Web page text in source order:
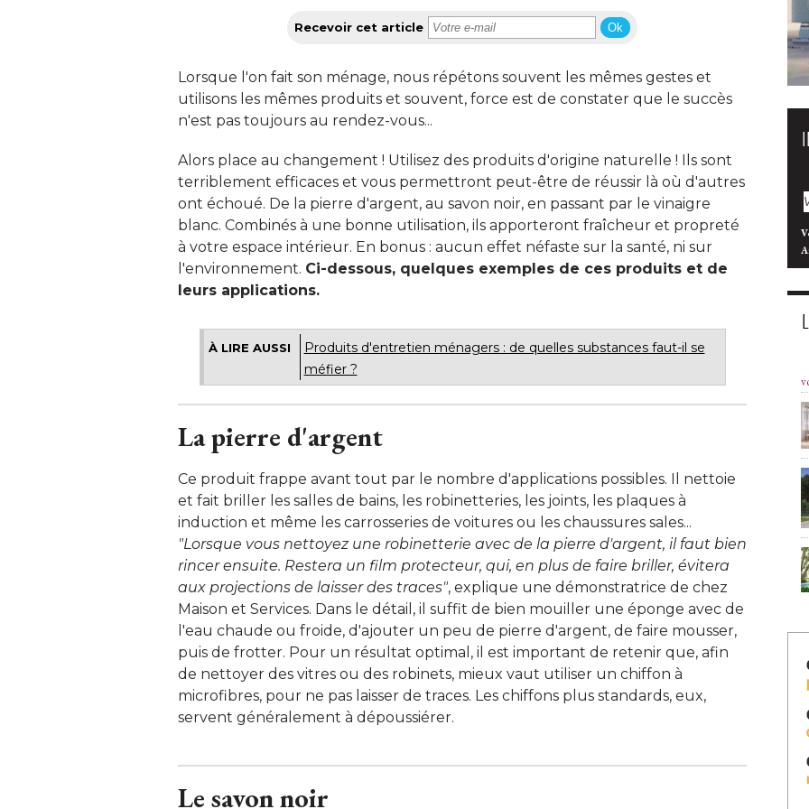
Recevoir cet article Ok
Lorsque l'on fait son ménage, nous répétons souvent les mêmes gestes et
utilisons les mêmes produits et souvent, force est de constater que le succès
n'est pas toujours au rendez-vous...
Alors place au changement ! Utilisez des produits d'origine naturelle ! Ils sont
terriblement efficaces et vous permettront peut-être de réussir là où d'autres
ont échoué. De la pierre d'argent, au savon noir, en passant par le vinaigre
blanc. Combinés à une bonne utilisation, ils apporteront fraîcheur et propreté
à votre espace intérieur. En bonus : aucun effet néfaste sur la santé, ni sur
l'environnement. Ci-dessous, quelques exemples de ces produits et de
leurs applications.
À LIRE AUSSI
Produits d'entretien ménagers : de quelles substances faut-il se
méfier ?
La pierre d'argent
Ce produit frappe avant tout par le nombre d'applications possibles. Il nettoie
et fait briller les salles de bains, les robinetteries, les joints, les plaques à
induction et même les carrosseries de voitures ou les chaussures sales...
"Lorsque vous nettoyez une robinetterie avec de la pierre d'argent, il faut bien
rincer ensuite. Restera un film protecteur, qui, en plus de faire briller, évitera
aux projections de laisser des traces", explique une démonstratrice de chez
Maison et Services. Dans le détail, il suffit de bien mouiller une éponge avec de
l'eau chaude ou froide, d'ajouter un peu de pierre d'argent, de faire mousser,
puis de frotter. Pour un résultat optimal, il est important de retenir que, afin
de nettoyer des vitres ou des robinets, mieux vaut utiliser un chiffon à
microfibres, pour ne pas laisser de traces. Les chiffons plus standards, eux,
servent généralement à dépoussiérer.
Le savon noir